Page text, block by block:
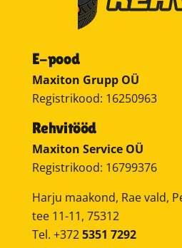
E-pood
Maxiton Grupp OÜ
Registrikood: 16250963
Rehvitööd
Maxiton Service OÜ
Registrikood: 16799376
Harju maakond, Rae vald,
tee 11-11, 75312
Tel. +3725351 7292